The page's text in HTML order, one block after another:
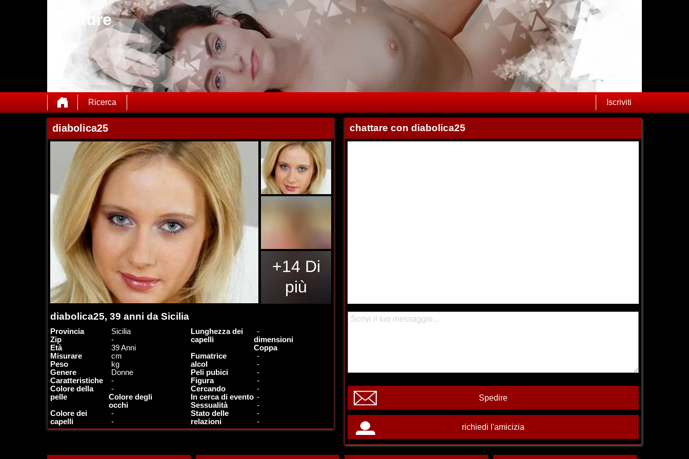
Mature
Ricerca Iscriviti
diabolica25
+14 Di
più
diabolica25, 39 anni da Sicilia
Provincia
Sicilia
Zip
-
Età
39 Anni
Misurare
cm
Peso
kg
Genere
Donne
Caratteristiche
-
Colore della
pelle
-
Colore degli
occhi
-
Colore dei
capelli
-
Lunghezza dei
capelli
-
dimensioni
Coppa
-
Fumatrice
-
alcol
-
Peli pubici
-
Figura
-
Cercando
-
In cerca di evento
-
Sessualità
-
Stato delle
relazioni
-
chattare con diabolica25
Spedire
richiedi l'amicizia